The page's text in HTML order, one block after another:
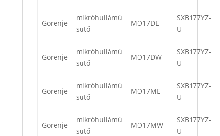
Gorenje
mikróhullámú
sütő
MO17DE
SXB177YZ-
U
Gorenje
mikróhullámú
sütő
MO17DW
SXB177YZ-
U
Gorenje
mikróhullámú
sütő
MO17ME
SXB177YZ-
U
Gorenje
mikróhullámú
sütő
MO17MW
SXB177YZ-
U